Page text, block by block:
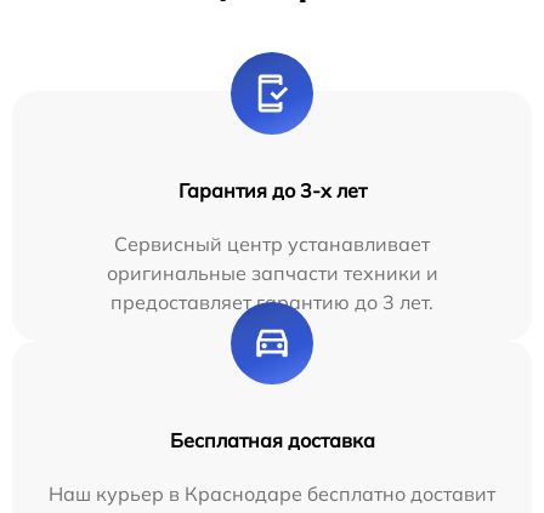
Гарантия до 3-х лет
Сервисный центр устанавливает
оригинальные запчасти техники и
предоставляет гарантию до 3 лет.
Бесплатная доставка
Наш курьер в Краснодаре бесплатно доставит